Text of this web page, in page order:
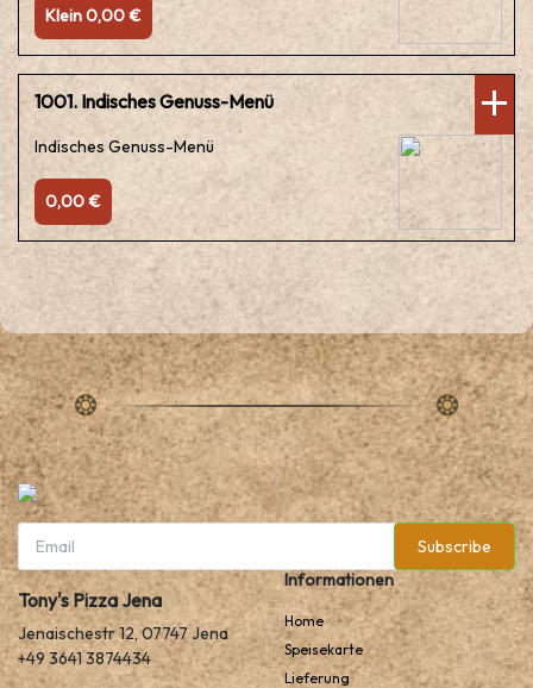
Klein 0,00 €
1001. Indisches Genuss-Menü
Indisches Genuss-Menü
0,00 €
Subscribe
Tony's Pizza Jena
Jenaischestr 12, 07747 Jena
+49 3641 3874434
Informationen
Home
Speisekarte
Lieferung